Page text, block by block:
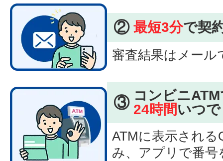
② 最短3分で契
審査結果はメール
③ コンビニ
24時間いつ
ATMに表示され
み、アプリで番